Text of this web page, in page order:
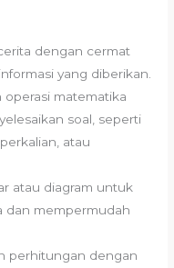
dengan cermat
yang diberikan.
operasi matematika
soal, seperti
atau
atau diagram untuk
dan mempermudah
perhitungan dengan